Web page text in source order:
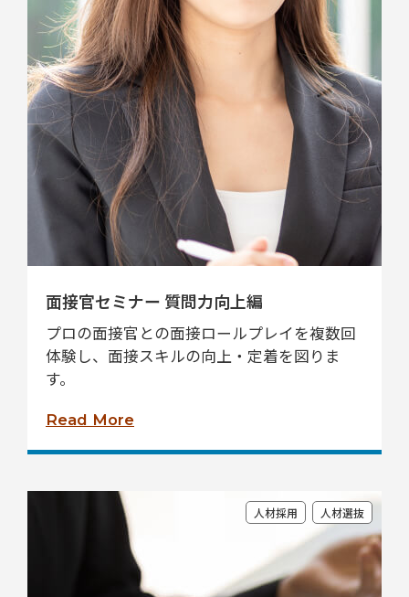
面接官セミナー 質問力向上編
プロの面接官との面接ロールプレイを複数回
体験し、面接スキルの向上・定着を図りま
す。
Read More
人材採用 人材選抜